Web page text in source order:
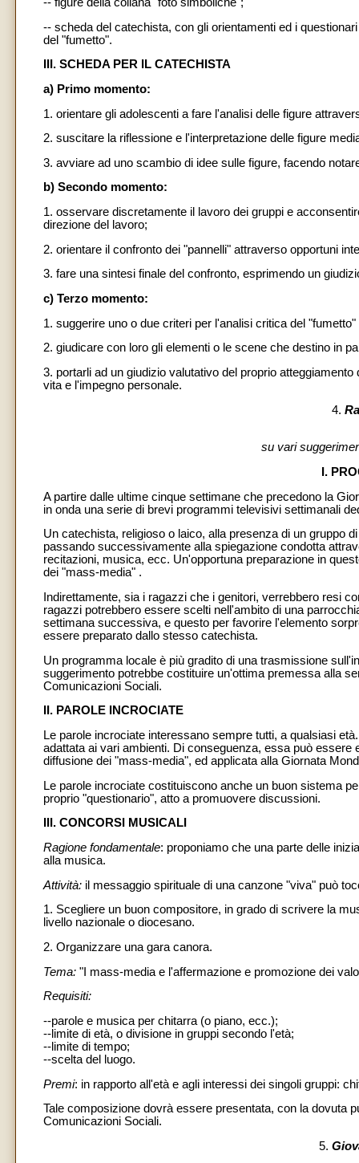
-- scheda del catechista, con gli orientamenti ed i
del "fumetto".
III. SCHEDA PER IL CATECHISTA
a) Primo momento:
1. orientare gli adolescenti a fare l'analisi delle figure
2. suscitare la riflessione e l'interpretazione delle figure
3. avviare ad uno scambio di idee sulle figure, facendo
b) Secondo momento:
1. osservare discretamente il lavoro dei gruppi e
direzione del lavoro;
2. orientare il confronto dei "pannelli" attraverso opportuni
3. fare una sintesi finale del confronto, esprimendo un
c) Terzo momento:
1. suggerire uno o due criteri per l'analisi critica del
2. giudicare con loro gli elementi o le scene che destino in
3. portarli ad un giudizio valutativo del proprio
vita e l'impegno personale.
4.
su vari
I.
A partire dalle ultime cinque settimane che precedono la
in onda una serie di brevi programmi televisivi settimanali
Un catechista, religioso o laico, alla presenza di un gruppo
passando successivamente alla spiegazione condotta
recitazioni, musica, ecc. Un'opportuna preparazione in
dei "mass-media" .
Indirettamente, sia i ragazzi che i genitori, verrebbero resi
ragazzi potrebbero essere scelti nell'ambito di una
settimana successiva, e questo per favorire l'elemento
essere preparato dallo stesso catechista.
Un programma locale è più gradito di una trasmissione
suggerimento potrebbe costituire un'ottima premessa alla
Comunicazioni Sociali.
II. PAROLE INCROCIATE
Le parole incrociate interessano sempre tutti, a qualsiasi
adattata ai vari ambienti. Di conseguenza, essa può
diffusione dei "mass-media", ed applicata alla Giornata
Le parole incrociate costituiscono anche un buon sistema
proprio "questionario", atto a promuovere discussioni.
III. CONCORSI MUSICALI
Ragione fondamentale: proponiamo che una parte delle
alla musica.
Attività: il messaggio spirituale di una canzone "viva" può
1. Scegliere un buon compositore, in grado di scrivere la
livello nazionale o diocesano.
2. Organizzare una gara canora.
Tema: "I mass-media e l'affermazione e promozione dei
Requisiti:
--parole e musica per chitarra (o piano, ecc.);
--limite di età, o divisione in gruppi secondo l'età;
--limite di tempo;
--scelta del luogo.
Premi: in rapporto all'età e agli interessi dei singoli gruppi:
Tale composizione dovrà essere presentata, con la dovuta
Comunicazioni Sociali.
5.